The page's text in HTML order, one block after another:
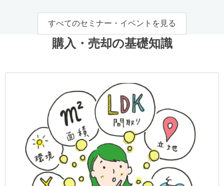
すべてのセミナー・イベントを見る
購入・売却の基礎知識